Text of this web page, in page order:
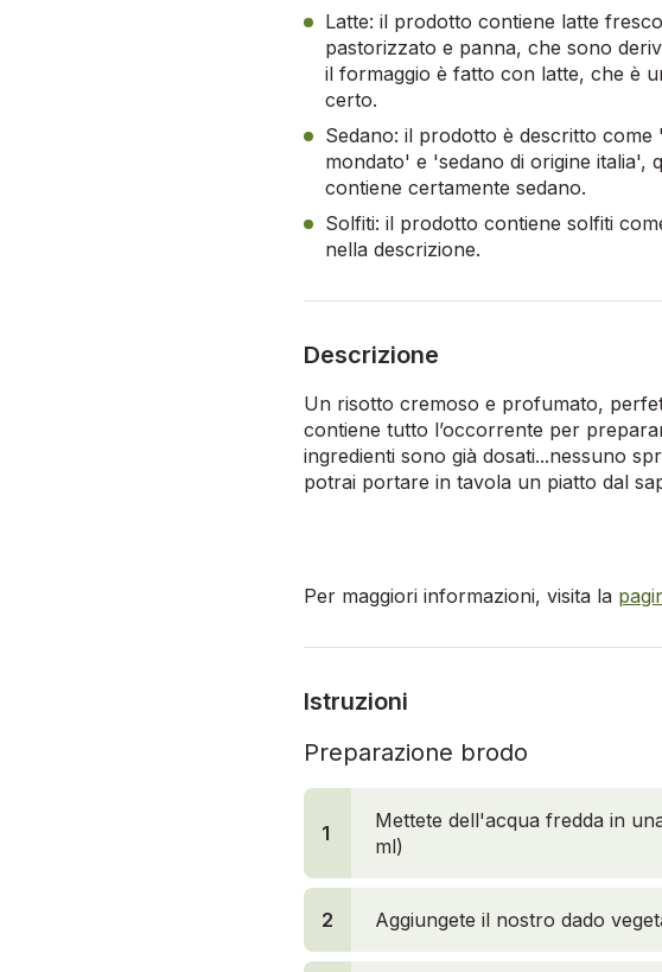
Latte: il prodotto contiene latte fresco
pastorizzato e panna, che sono
il formaggio è fatto con latte, che è
certo.
Sedano: il prodotto è descritto come
mondato' e 'sedano di origine italia',
contiene certamente sedano.
Solfiti: il prodotto contiene solfiti
nella descrizione.
Descrizione
Un risotto cremoso e profumato,
contiene tutto l’occorrente per
ingredienti sono già dosati...nessuno
potrai portare in tavola un piatto dal
Per maggiori informazioni, visita la
Istruzioni
Preparazione brodo
Mettete dell'acqua fredda in
ml)
1
2 Aggiungete il nostro dado